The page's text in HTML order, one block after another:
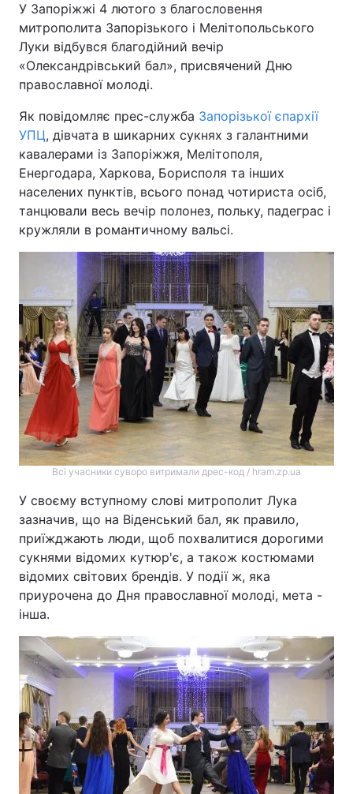
У Запоріжжі 4 лютого з благословення
митрополита Запорізького і Мелітопольського
Луки відбувся благодійний вечір
«Олександрівський бал», присвячений Дню
православної молоді.
Як повідомляє прес-служба Запорізької єпархії
УПЦ, дівчата в шикарних сукнях з галантними
кавалерами із Запоріжжя, Мелітополя,
Енергодара, Харкова, Борисполя та інших
населених пунктів, всього понад чотириста осіб,
танцювали весь вечір полонез, польку, падеграс і
кружляли в романтичному вальсі.
Всі учасники суворо витримали дрес-код / hram.zp.ua
У своєму вступному слові митрополит Лука
зазначив, що на Віденський бал, як правило,
приїжджають люди, щоб похвалитися дорогими
сукнями відомих кутюр'є, а також костюмами
відомих світових брендів. У події ж, яка
приурочена до Дня православної молоді, мета -
інша.